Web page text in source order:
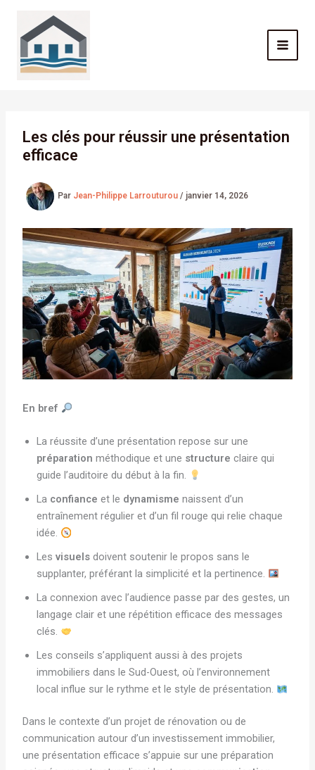
contenu
Les clés pour réussir une présentation
efficace
Par Jean-Philippe Larrouturou / janvier 14, 2026
En bref
La réussite d’une présentation repose sur une
préparation méthodique et une structure claire qui
guide l’auditoire du début à la fin.
La confiance et le dynamisme naissent d’un
entraînement régulier et d’un fil rouge qui relie chaque
idée.
Les visuelsdoivent soutenir le propos sans le
supplanter, préférant la simplicité et la pertinence.
La connexion avec l’audience passe par des gestes, un
langage clair et une répétition efficace des messages
clés.
Les conseils s’appliquent aussi à des projets
immobiliers dans le Sud-Ouest, où l’environnement
local influe sur le rythme et le style de présentation.
Dans le contexte d’un projet de rénovation ou de
communication autour d’un investissement immobilier,
une présentation efficace s’appuie sur une préparation